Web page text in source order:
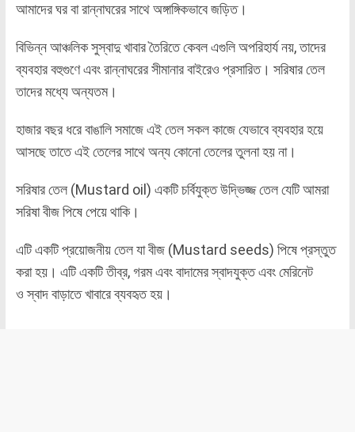
আমাদের ঘর বা রান্নাঘরের সাথে অঙ্গাঙ্গিকভাবে জড়িত।
বিভিন্ন আঞ্চলিক সুস্বাদু খাবার তৈরিতে কেবল এগুলি অপরিহার্য নয়, তাদের
ব্যবহার বহুগুণে এবং রান্নাঘরের সীমানার বাইরেও প্রসারিত। সরিষার তেল
তাদের মধ্যে অন্যতম।
হাজার বছর ধরে বাঙালি সমাজে এই তেল সকল কাজে যেভাবে ব্যবহার হয়ে
আসছে তাতে এই তেলের সাথে অন্য কোনো তেলের তুলনা হয় না।
সরিষার তেল (Mustard oil) একটি চর্বিযুক্ত উদ্ভিজ্জ তেল যেটি আমরা
সরিষা বীজ পিষে পেয়ে থাকি।
এটি একটি প্রয়োজনীয় তেল যা বীজ (Mustard seeds) পিষে প্রস্তুত
করা হয়। এটি একটি তীব্র, গরম এবং বাদামের স্বাদযুক্ত এবং মেরিনেট
ও স্বাদ বাড়াতে খাবারে ব্যবহৃত হয়।